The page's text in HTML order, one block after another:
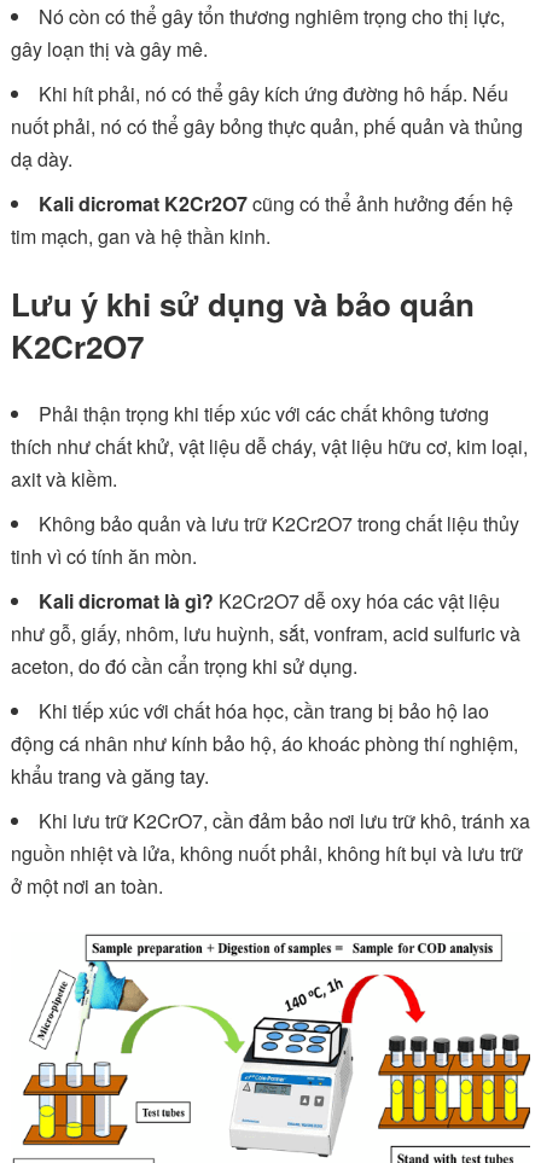
Nó còn có thể gây tổn thương nghiêm trọng cho thị lực,
gây loạn thị và gây mê.
Khi hít phải, nó có thể gây kích ứng đường hô hấp. Nếu
nuốt phải, nó có thể gây bỏng thực quản, phế quản và thủng
dạ dày.
Kali dicromat K2Cr2O7cũng có thể ảnh hưởng đến hệ
tim mạch, gan và hệ thần kinh.
Lưu ý khi sử dụng và bảo quản
K2Cr2O7
Phải thận trọng khi tiếp xúc với các chất không tương
thích như chất khử, vật liệu dễ cháy, vật liệu hữu cơ, kim loại,
axit và kiềm.
Không bảo quản và lưu trữ K2Cr2O7 trong chất liệu thủy
tinh vì có tính ăn mòn.
Kali dicromat là gì? K2Cr2O7 dễ oxy hóa các vật liệu
như gỗ, giấy, nhôm, lưu huỳnh, sắt, vonfram, acid sulfuric và
aceton, do đó cần cẩn trọng khi sử dụng.
Khi tiếp xúc với chất hóa học, cần trang bị bảo hộ lao
động cá nhân như kính bảo hộ, áo khoác phòng thí nghiệm,
khẩu trang và găng tay.
Khi lưu trữ K2CrO7, cần đảm bảo nơi lưu trữ khô, tránh xa
nguồn nhiệt và lửa, không nuốt phải, không hít bụi và lưu trữ
ở một nơi an toàn.